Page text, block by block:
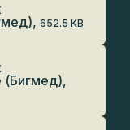
652.5 KB
(Бигмед),